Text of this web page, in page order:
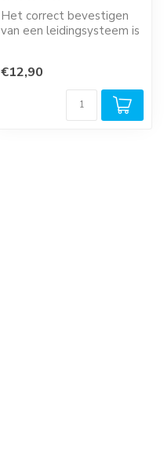
Het correct bevestigen
van een leidingsysteem is
€12,90